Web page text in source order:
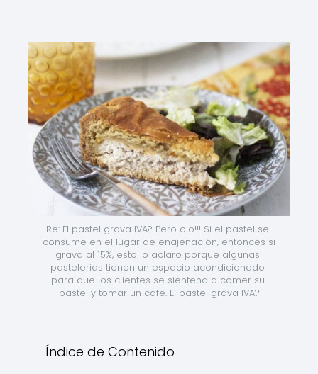
Re: El pastel grava IVA? Pero ojo!!! Si el pastel se
consume en el lugar de enajenación, entonces si
grava al 15%, esto lo aclaro porque algunas
pastelerias tienen un espacio acondicionado
para que los clientes se sientena a comer su
pastel y tomar un cafe. El pastel grava IVA?
Índice de Contenido